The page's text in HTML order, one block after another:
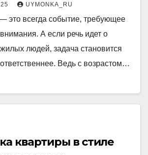
UYMONKA_RU
это всегда событие, требующее
А если речь идет о
людей, задача становится
Ведь с возрастом…
квартиры в стиле